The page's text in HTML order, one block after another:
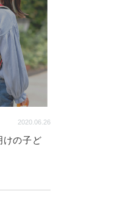
2020.06.26
けの子ど